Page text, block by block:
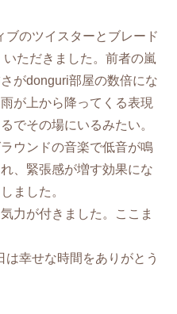
のツイスターとブレード
ただきました。前者の嵐
がdonguri部屋の数倍にな
が上から降ってくる表現
でその場にいるみたい。
ウンドの音楽で低音が鳴
、緊張感が増す効果にな
ました。
力が付きました。ここま
幸せな時間をありがとう